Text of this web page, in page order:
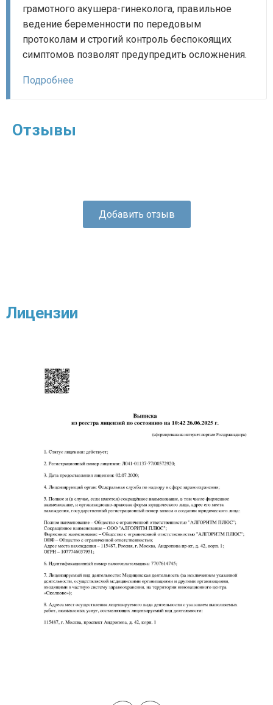
грамотного акушера-гинеколога, правильное
ведение беременности по передовым
протоколам и строгий контроль беспокоящих
симптомов позволят предупредить осложнения.
Подробнее
Отзывы
Добавить отзыв
Лицензии